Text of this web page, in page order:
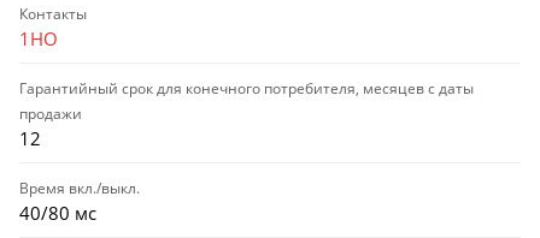
Контакты
1НО
Гарантийный срок для конечного потребителя, месяцев с даты
продажи
12
Время вкл./выкл.
40/80 мс